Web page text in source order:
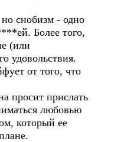
снобизм - одно
Более того,
(или
удовольствия.
от того, что
просит прислать
любовью
который ее